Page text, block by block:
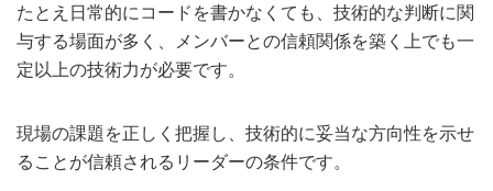
たとえ日常的にコードを書かなくても、技術的な判断に関
与する場面が多く、メンバーとの信頼関係を築く上でも一
定以上の技術力が必要です。
現場の課題を正しく把握し、技術的に妥当な方向性を示せ
ることが信頼されるリーダーの条件です。